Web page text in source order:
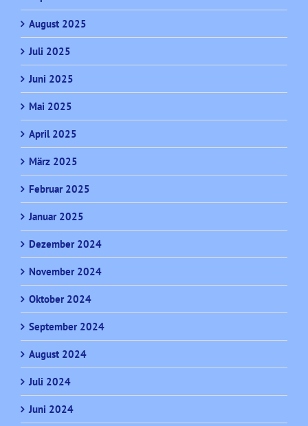
August 2025
Juli 2025
Juni 2025
Mai 2025
April 2025
März 2025
Februar 2025
Januar 2025
Dezember 2024
November 2024
Oktober 2024
September 2024
August 2024
Juli 2024
Juni 2024